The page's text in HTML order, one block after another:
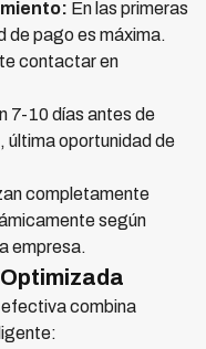
En las primeras
de pago es máxima.
contactar en
7-10 días antes de
última oportunidad de
completamente
según
empresa.
combina